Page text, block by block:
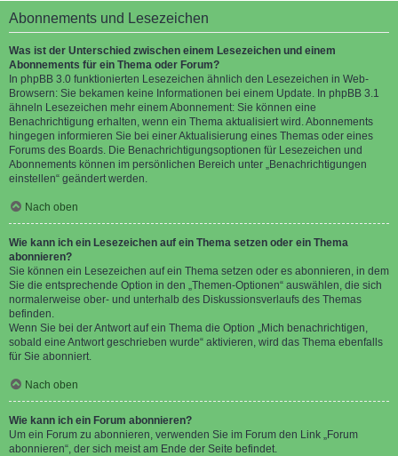
Abonnements und Lesezeichen
Was ist der Unterschied zwischen einem Lesezeichen und einem
Abonnements für ein Thema oder Forum?
In phpBB 3.0 funktionierten Lesezeichen ähnlich den Lesezeichen in Web-
Browsern: Sie bekamen keine Informationen bei einem Update. In phpBB 3.1
ähneln Lesezeichen mehr einem Abonnement: Sie können eine
Benachrichtigung erhalten, wenn ein Thema aktualisiert wird. Abonnements
hingegen informieren Sie bei einer Aktualisierung eines Themas oder eines
Forums des Boards. Die Benachrichtigungsoptionen für Lesezeichen und
Abonnements können im persönlichen Bereich unter „Benachrichtigungen
einstellen“ geändert werden.
Nach oben
Wie kann ich ein Lesezeichen auf ein Thema setzen oder ein Thema
abonnieren?
Sie können ein Lesezeichen auf ein Thema setzen oder es abonnieren, in dem
Sie die entsprechende Option in den „Themen-Optionen“ auswählen, die sich
normalerweise ober- und unterhalb des Diskussionsverlaufs des Themas
befinden.
Wenn Sie bei der Antwort auf ein Thema die Option „Mich benachrichtigen,
sobald eine Antwort geschrieben wurde“ aktivieren, wird das Thema ebenfalls
für Sie abonniert.
Nach oben
Wie kann ich ein Forum abonnieren?
Um ein Forum zu abonnieren, verwenden Sie im Forum den Link „Forum
abonnieren“, der sich meist am Ende der Seite befindet.